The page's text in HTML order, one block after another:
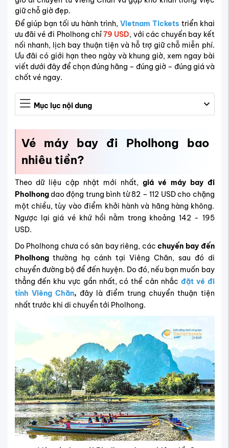
giữ chỗ giờ đẹp.
Để giúp bạn tối ưu hành trình, Vietnam Tickets triển khai
ưu đãi vé đi Pholhong chỉ79 USD, với các chuyến bay kết
nối nhanh, lịch bay thuận tiện và hỗ trợ giữ chỗ miễn phí.
Ưu đãi có giới hạn theo ngày và khung giờ, xem ngay bài
viết dưới đây để chọn đúng hãng – đúng giờ – đúng giá và
chốt vé ngay.
Mục lục nội dung
Vé máy bay đi Pholhong bao
nhiêu tiền?
Theo dữ liệu cập nhật mới nhất, giá vé máy bay đi
Pholhongdao động trung bình từ 82 – 112 USD cho chặng
một chiều, tùy vào điểm khởi hành và hãng hàng không.
Ngược lại giá vé khứ hồi nằm trong khoảng 142 - 195
USD.
Do Pholhong chưa có sân bay riêng, cácchuyến bay đến
Pholhongthường hạ cánh tại Viêng Chăn, sau đó di
chuyển đường bộ để đến huyện. Do đó, nếu bạn muốn bay
thẳng đến khu vực gần nhất, có thể cân nhắc đặt vé đi
tỉnh Viêng Chăn, đây là điểm trung chuyển thuận tiện
nhất trước khi di chuyển tới Pholhong.